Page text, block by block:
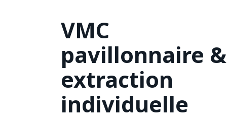
VMC
pavillonnaire &
extraction
individuelle